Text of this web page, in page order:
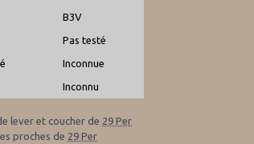
B3V
Pas testé
Inconnue
Inconnu
lever et coucher de 29 Per
proches de 29 Per